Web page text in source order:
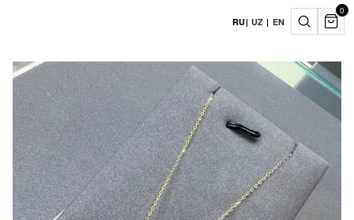
RU| UZ | EN
0